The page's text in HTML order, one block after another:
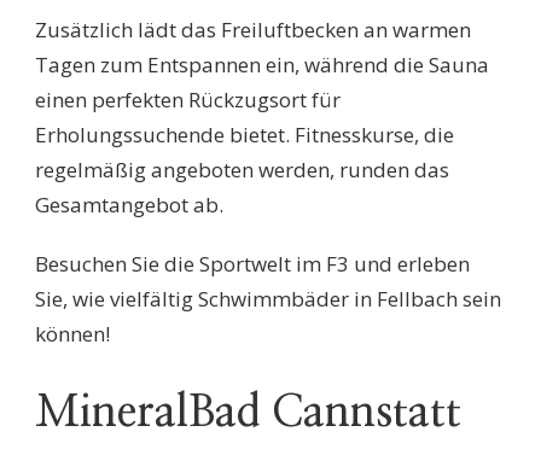
Zusätzlich lädt das Freiluftbecken an warmen
Tagen zum Entspannen ein, während die Sauna
einen perfekten Rückzugsort für
Erholungssuchende bietet. Fitnesskurse, die
regelmäßig angeboten werden, runden das
Gesamtangebot ab.
Besuchen Sie die Sportwelt im F3 und erleben
Sie, wie vielfältig Schwimmbäder in Fellbach sein
können!
MineralBad Cannstatt